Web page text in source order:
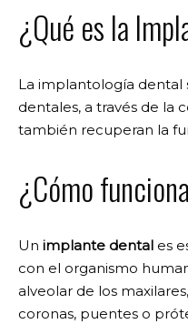
¿Qué es la
La implantología dental
dentales, a través de la
también recuperan la
¿Cómo
Unimplante dental es
con el organismo
alveolar de los
coronas, puentes o